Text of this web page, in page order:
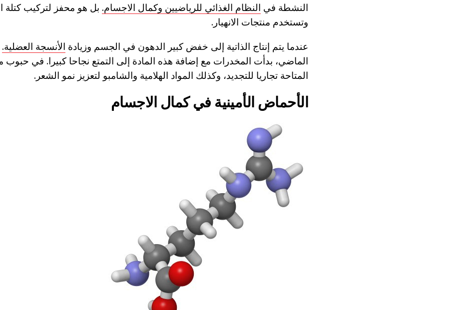
النشطة في النظام الغذائي للرياضيين وكمال الاجسام. بل هو محفز لتركيب كتلة
وتستخدم منتجات الانهيار.
عندما يتم إنتاج الذاتية إلى خفض كبير الدهون في الجسم وزيادة الأنسجة العضلية.
الماضي، بدأت المخدرات مع إضافة هذه المادة إلى التمتع نجاحا كبيرا. في حبوب
المتاحة تجاريا للتجديد، وكذلك المواد الهلامية والشامبو لتعزيز نمو الشعر.
الأحماض الأمينية في كمال الاجسام